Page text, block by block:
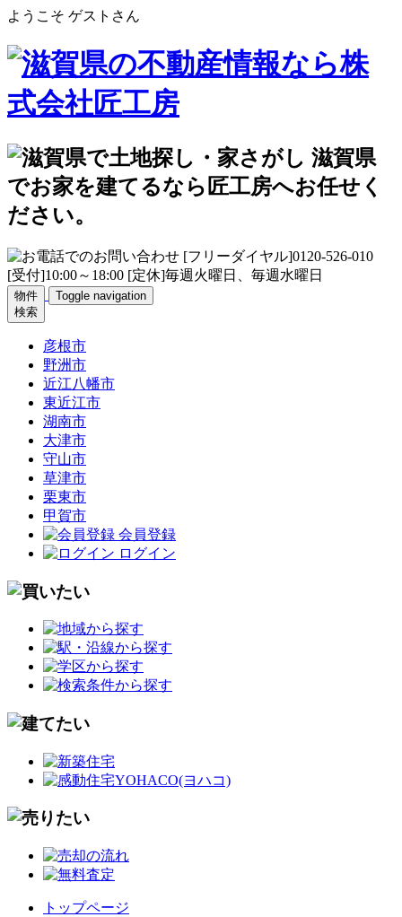
ようこそ ゲストさん
物件
検索
Toggle navigation
彦根市
野洲市
近江八幡市
東近江市
湖南市
大津市
守山市
草津市
栗東市
甲賀市
会員登録
ログイン
トップページ